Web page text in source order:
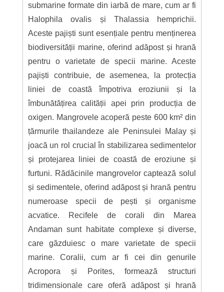
submarine formate din iarbă de mare, cum ar fi
Halophila ovalis și Thalassia hemprichii.
Aceste pajiști sunt esențiale pentru menținerea
biodiversității marine, oferind adăpost și hrană
pentru o varietate de specii marine. Aceste
pajiști contribuie, de asemenea, la protecția
liniei de coastă împotriva eroziunii și la
îmbunătățirea calității apei prin producția de
oxigen. Mangrovele acoperă peste 600 km² din
țărmurile thailandeze ale Peninsulei Malay și
joacă un rol crucial în stabilizarea sedimentelor
și protejarea liniei de coastă de eroziune și
furtuni. Rădăcinile mangrovelor captează solul
și sedimentele, oferind adăpost și hrană pentru
numeroase specii de pești și organisme
acvatice. Recifele de corali din Marea
Andaman sunt habitate complexe și diverse,
care găzduiesc o mare varietate de specii
marine. Coralii, cum ar fi cei din genurile
Acropora și Porites, formează structuri
tridimensionale care oferă adăpost și hrană